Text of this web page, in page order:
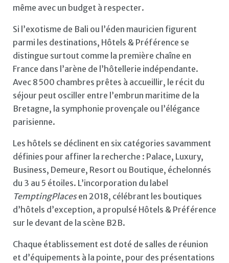
même avec un budget à respecter.
Si l’exotisme de Bali ou l’éden mauricien figurent
parmi les destinations, Hôtels & Préférence se
distingue surtout comme la première chaîne en
France dans l’arène de l’hôtellerie indépendante.
Avec 8 500 chambres prêtes à accueillir, le récit du
séjour peut osciller entre l’embrun maritime de la
Bretagne, la symphonie provençale ou l’élégance
parisienne.
Les hôtels se déclinent en six catégories savamment
définies pour affiner la recherche : Palace, Luxury,
Business, Demeure, Resort ou Boutique, échelonnés
du 3 au 5 étoiles. L’incorporation du label
TemptingPlacesen 2018, célébrant les boutiques
d’hôtels d’exception, a propulsé Hôtels & Préférence
sur le devant de la scène B2B.
Chaque établissement est doté de salles de réunion
et d’équipements à la pointe, pour des présentations